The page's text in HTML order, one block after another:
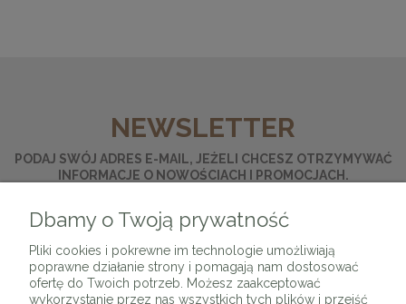
NEWSLETTER
PODAJ SWÓJ ADRES E-MAIL, JEŻELI CHCESZ OTRZYMYWAĆ
INFORMACJE O NOWOŚCIACH I PROMOCJACH.
Dbamy o Twoją prywatność
Pliki cookies i pokrewne im technologie umożliwiają
poprawne działanie strony i pomagają nam dostosować
ofertę do Twoich potrzeb. Możesz zaakceptować
wykorzystanie przez nas wszystkich tych plików i przejść